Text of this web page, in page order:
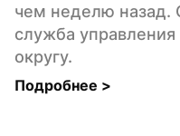
чем неделю назад.
служба
округу.
Подробнее >